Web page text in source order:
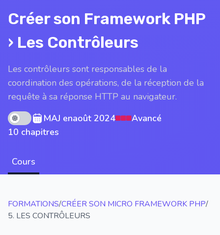
Créer son Framework PHP
› Les Contrôleurs
Les contrôleurs sont responsables de la
coordination des opérations, de la réception de la
requête à sa réponse HTTP au navigateur.
Theme mode
MAJ enaoût 2024
Avancé
10 chapitres
Cours
FORMATIONS/CRÉER SON MICRO FRAMEWORK PHP/
5. LES CONTRÔLEURS